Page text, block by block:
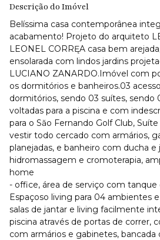
Descrição do Imóvel
Belíssima casa contemporânea
acabamento! Projeto do arquiteto
LEONEL CORRĘA casa bem
ensolarada com lindos jardins
LUCIANO ZANARDO.Imóvel com
os dormitórios e banheiros.03
dormitórios, sendo 03 suítes, sendo
voltadas para a piscina e com
para o Săo Fernando Golf Club,
vestir todo cercado com armários,
planejadas, e banheiro com ducha
hidromassagem e cromoterapia,
home
- office, área de serviço com tanque
Espaçoso living para 04 ambientes
salas de jantar e living facilmente
piscina através de portas de correr,
com armários e gabinetes,